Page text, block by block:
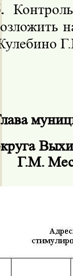
Г.М.